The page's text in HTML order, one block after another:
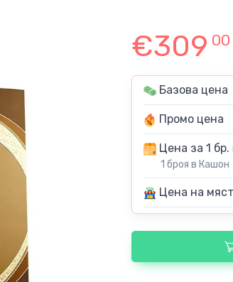
€309 00
Базова цена
Промо цена
Цена за 1
1 броя в Кашон
Цена на